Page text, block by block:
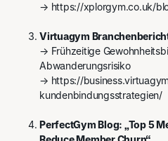
→ https://xplorgym.co.uk/
Virtuagym
→ Frühzeitige
Abwanderungsrisiko
→ https://
kundenbindungsstrategien/
PerfectGym Blog: „Top 5